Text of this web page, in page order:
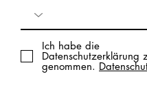
Ich habe die
Datenschutzerklärung
genommen.